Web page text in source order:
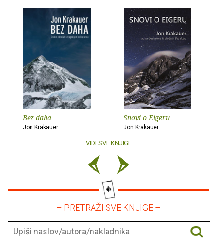
Bez daha
Jon Krakauer
Snovi o Eigeru
Jon Krakauer
VIDI SVE KNJIGE
– PRETRAŽI SVE KNJIGE –